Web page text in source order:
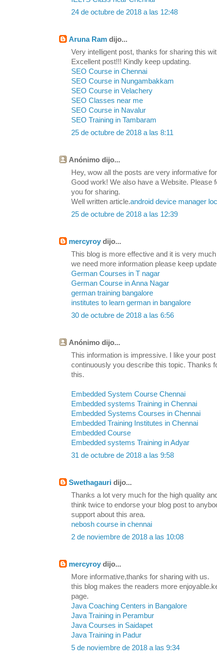
24 de octubre de 2018 a las 12:48
Aruna Ram dijo...
Very intelligent post, thanks for sharing this
Excellent post!!! Kindly keep updating.
SEO Course in Chennai
SEO Course in Nungambakkam
SEO Course in Velachery
SEO Classes near me
SEO Course in Navalur
SEO Training in Tambaram
25 de octubre de 2018 a las 8:11
Anónimo dijo...
Hey, wow all the posts are very informative
Good work! We also have a Website. Please
you for sharing.
Well written article.android device manager
25 de octubre de 2018 a las 12:39
mercyroy dijo...
This blog is more effective and it is very
we need more information please keep
German Courses in T nagar
German Course in Anna Nagar
german training bangalore
institutes to learn german in bangalore
30 de octubre de 2018 a las 6:56
Anónimo dijo...
This information is impressive. I like your
continuously you describe this topic. Thanks
this.
Embedded System Course Chennai
Embedded systems Training in Chennai
Embedded Systems Courses in Chennai
Embedded Training Institutes in Chennai
Embedded Course
Embedded systems Training in Adyar
31 de octubre de 2018 a las 9:58
Swethagauri dijo...
Thanks a lot very much for the high quality
think twice to endorse your blog post to
support about this area.
nebosh course in chennai
2 de noviembre de 2018 a las 10:08
mercyroy dijo...
More informative,thanks for sharing with us.
this blog makes the readers more
page.
Java Coaching Centers in Bangalore
Java Training in Perambur
Java Courses in Saidapet
Java Training in Padur
5 de noviembre de 2018 a las 9:34